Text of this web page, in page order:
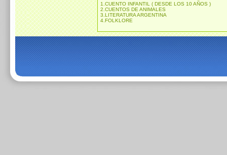
1.CUENTO INFANTIL ( DESDE LOS 10 AÑOS )
2.CUENTOS DE ANIMALES
3.LITERATURA ARGENTINA
4.FOLKLORE